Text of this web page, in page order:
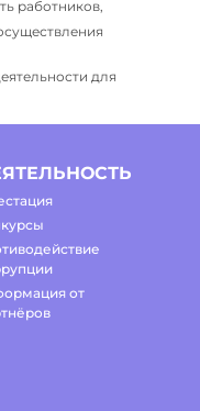
работников,
для
от